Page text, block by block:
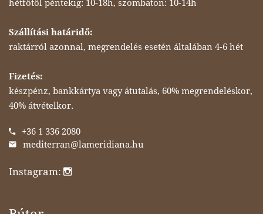
hétfőtől péntekig: 10-18h, szombaton: 10-14h
Szállítási határidő:
raktárról azonnal, megrendelés esetén általában 4-6 hét
Fizetés:
készpénz, bankkártya vagy átutalás, 60% megrendeléskor,
40% átvételkor.
+36 1 336 2080
mediterran@lameridiana.hu
Instagram: